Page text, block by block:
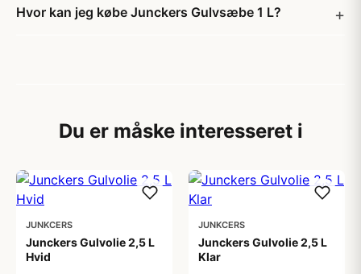
Hvor kan jeg købe Junckers Gulvsæbe 1 L?
Du er måske interesseret i
JUNKCERS
Junckers Gulvolie 2,5 L
Hvid
JUNKCERS
Junckers Gulvolie 2,5 L
Klar